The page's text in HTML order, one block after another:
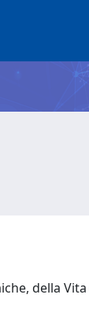
della